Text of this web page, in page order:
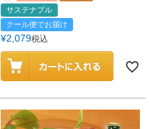
サステナブル
クール便でお届け
¥2,079税込